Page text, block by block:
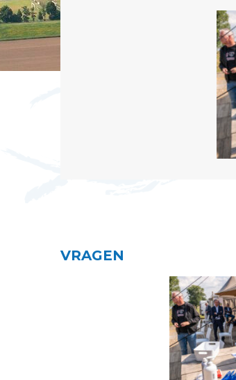
VRAGEN